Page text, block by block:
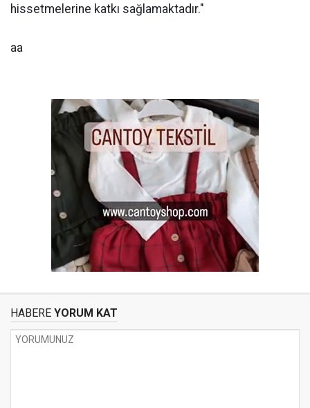
hissetmelerine katkı sağlamaktadır."
aa
HABERE YORUM KAT